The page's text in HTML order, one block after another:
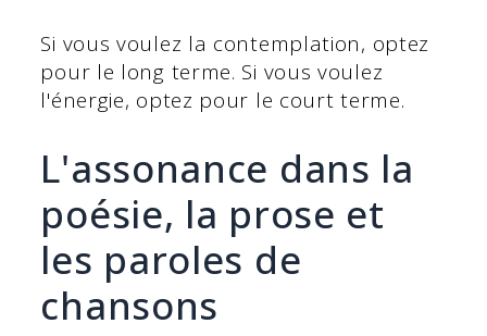
Si vous voulez la contemplation, optez
pour le long terme. Si vous voulez
l'énergie, optez pour le court terme.
L'assonance dans la
poésie, la prose et
les paroles de
chansons